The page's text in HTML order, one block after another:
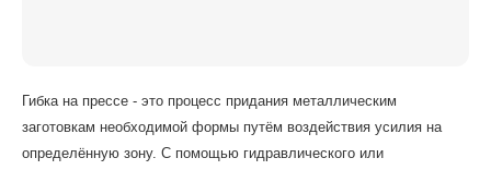
Гибка на прессе - это процесс придания металлическим
заготовкам необходимой формы путём воздействия усилия на
определённую зону. С помощью гидравлического или